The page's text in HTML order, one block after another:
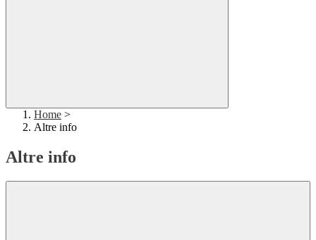
Home >
Altre info
Altre info